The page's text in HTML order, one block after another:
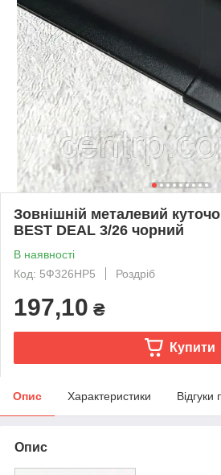
Зовнішній металевий
BEST DEAL 3/26 чорний
В наявності
Код: 5Ф326НР5
Роздріб
197,10 ₴
Купити
Опис Характеристики Відгуки
Опис